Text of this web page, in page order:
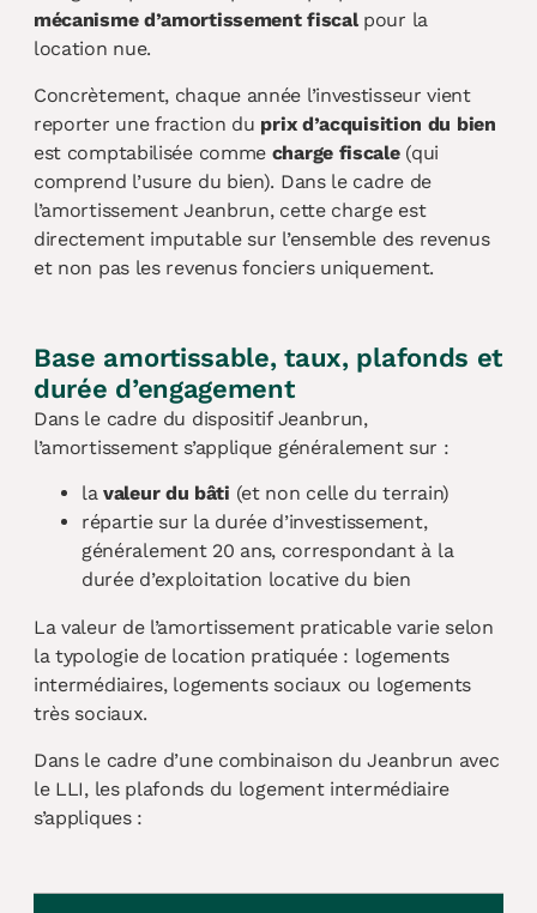
mécanisme d’amortissement fiscalpour la
location nue.
Concrètement, chaque année l’investisseur vient
reporter une fraction du prix d’acquisition du bien
est comptabilisée comme charge fiscale (qui
comprend l’usure du bien). Dans le cadre de
l’amortissement Jeanbrun, cette charge est
directement imputable sur l’ensemble des revenus
et non pas les revenus fonciers uniquement.
Base amortissable, taux, plafonds et
durée d’engagement
Dans le cadre du dispositif Jeanbrun,
l’amortissement s’applique généralement sur :
lavaleur du bâti (et non celle du terrain)
répartie sur la durée d’investissement,
généralement 20 ans, correspondant à la
durée d’exploitation locative du bien
La valeur de l’amortissement praticable varie selon
la typologie de location pratiquée : logements
intermédiaires, logements sociaux ou logements
très sociaux.
Dans le cadre d’une combinaison du Jeanbrun avec
le LLI, les plafonds du logement intermédiaire
s’appliques :